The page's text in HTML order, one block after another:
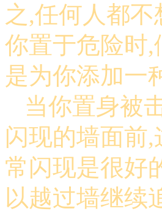
之,任何人都
你置于危险时
是为你添加一
当你置身被
闪现的墙面前
常闪现是很好
以越过墙继续